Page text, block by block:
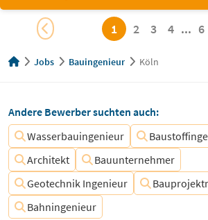
1 2 3 4 ... 6
Jobs Bauingenieur Köln
Andere Bewerber suchten auch:
Wasserbauingenieur
Architekt
Bauunternehmer
Geotechnik Ingenieur
Bahningenieur